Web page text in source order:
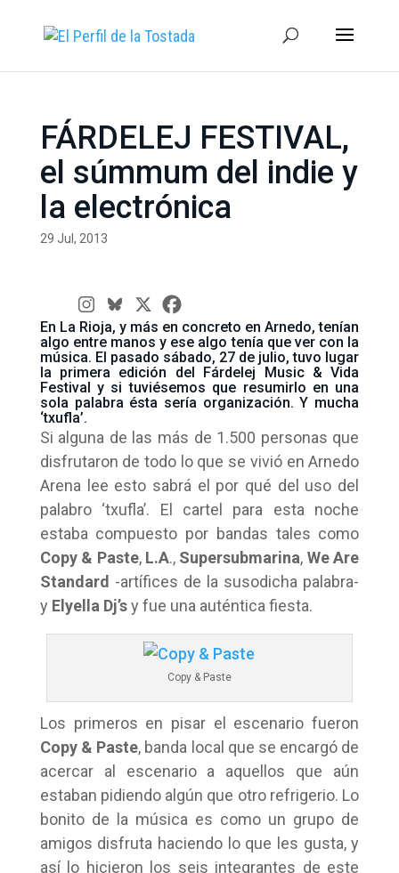
FÁRDELEJ FESTIVAL,
el súmmum del indie y
la electrónica
29 Jul, 2013
En La Rioja, y más en concreto en Arnedo, tenían
algo entre manos y ese algo tenía que ver con la
música. El pasado sábado, 27 de julio, tuvo lugar
la primera edición del Fárdelej Music & Vida
Festival y si tuviésemos que resumirlo en una
sola palabra ésta sería organización. Y mucha
‘txufla’.
Si alguna de las más de 1.500 personas que
disfrutaron de todo lo que se vivió en Arnedo
Arena lee esto sabrá el por qué del uso del
palabro ‘txufla’. El cartel para esta noche
estaba compuesto por bandas tales como
Copy & Paste, L.A., Supersubmarina, We Are
Standard -artífices de la susodicha palabra-
y Elyella Dj’sy fue una auténtica fiesta.
Copy & Paste
Los primeros en pisar el escenario fueron
Copy & Paste, banda local que se encargó de
acercar al escenario a aquellos que aún
estaban pidiendo algún que otro refrigerio. Lo
bonito de la música es como un grupo de
amigos disfruta haciendo lo que les gusta, y
así lo hicieron los seis integrantes de este